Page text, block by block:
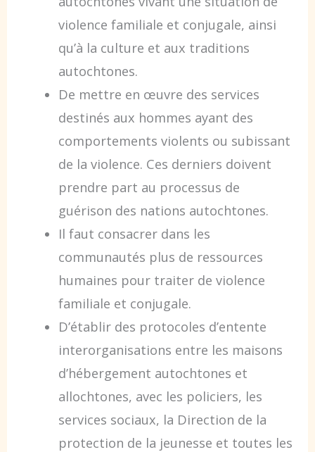
violence familiale et conjugale, ainsi
qu’à la culture et aux traditions
autochtones.
De mettre en œuvre des services
destinés aux hommes ayant des
comportements violents ou subissant
de la violence. Ces derniers doivent
prendre part au processus de
guérison des nations autochtones.
Il faut consacrer dans les
communautés plus de ressources
humaines pour traiter de violence
familiale et conjugale.
D’établir des protocoles d’entente
interorganisations entre les maisons
d’hébergement autochtones et
allochtones, avec les policiers, les
services sociaux, la Direction de la
protection de la jeunesse et toutes les